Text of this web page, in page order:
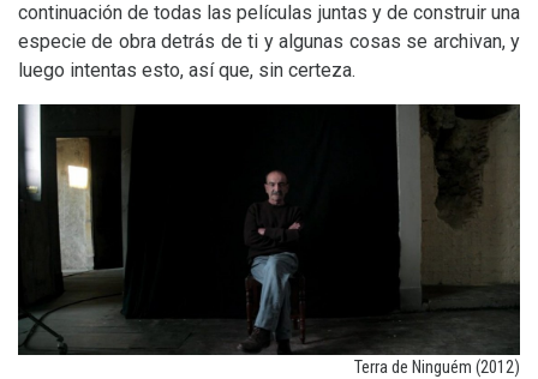
continuación de todas las películas juntas y de construir una
especie de obra detrás de ti y algunas cosas se archivan, y
luego intentas esto, así que, sin certeza.
Terra de Ninguém (2012)